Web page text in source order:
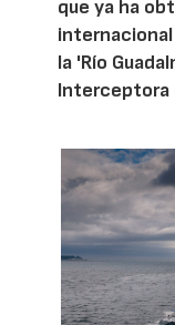
que ya ha
la 'Río
Interceptora